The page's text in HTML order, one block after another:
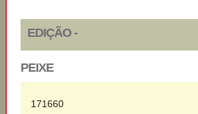
EDIÇÃO -
PEIXE
171660